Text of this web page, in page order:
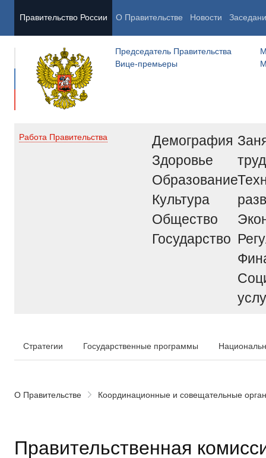
Правительство России О Правительстве Новости
Председатель Правительства
Вице-премьеры
Работа Правительства
Демография
Здоровье
Образование
Культура
Общество
Государство
труд
Стратегии Государственные программы
О Правительстве Координационные и совещательные
Правительственная